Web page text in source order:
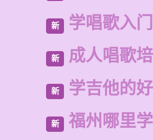
新 学唱歌入
新 成人唱歌
新 学吉他的
新 福州哪里